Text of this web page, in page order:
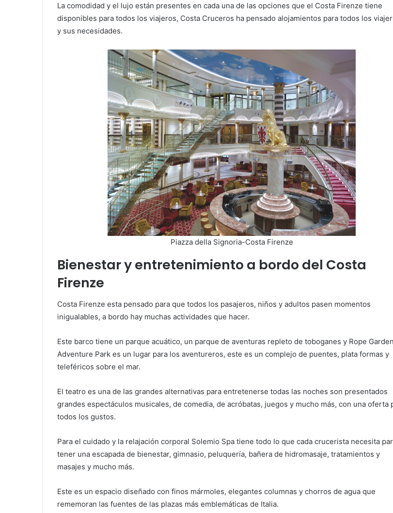
La comodidad y el lujo están presentes en cada una de las opciones que el Costa Firenze tiene
disponibles para todos los viajeros, Costa Cruceros ha pensado alojamientos para todos los
y sus necesidades.
Piazza della Signoria-Costa Firenze
Bienestar y entretenimiento a bordo del Costa
Firenze
Costa Firenze esta pensado para que todos los pasajeros, niños y adultos pasen momentos
inigualables, a bordo hay muchas actividades que hacer.
Este barco tiene un parque acuático, un parque de aventuras repleto de toboganes y Rope Garden
Adventure Park es un lugar para los aventureros, este es un complejo de puentes, plata formas y
teleféricos sobre el mar.
El teatro es una de las grandes alternativas para entretenerse todas las noches son presentados
grandes espectáculos musicales, de comedia, de acróbatas, juegos y mucho más, con una oferta
todos los gustos.
Para el cuidado y la relajación corporal Solemio Spa tiene todo lo que cada crucerista necesita
tener una escapada de bienestar, gimnasio, peluquería, bañera de hidromasaje, tratamientos y
masajes y mucho más.
Este es un espacio diseñado con finos mármoles, elegantes columnas y chorros de agua que
rememoran las fuentes de las plazas más emblemáticas de Italia.